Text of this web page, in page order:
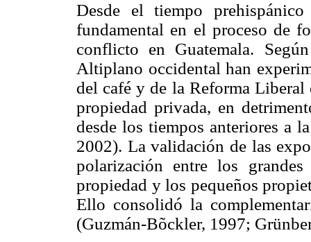
Desde el tiempo
fundamental en el proceso de
conflicto en Guatemala.
Altiplano occidental han
del café y de la Reforma
propiedad privada, en
desde los tiempos anteriores a
2002). La validación de las
polarización entre los
propiedad y los pequeños
Ello consolidó la
(Guzmán-Bõckler, 1997;